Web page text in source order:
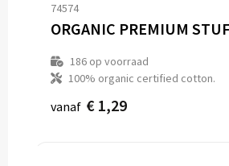
74574
ORGANIC PREMIUM
186op voorraad
100% organic certified cotton.
vanaf € 1,29